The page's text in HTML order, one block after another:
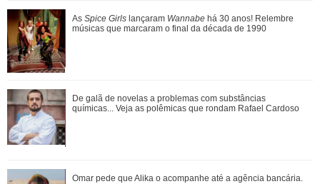
Jojo Todynho faz novo procedimento estético para definir
pernas: Muito realizada
Ariana Grande faz desabafo em show sobre decisão de
pausar a carreira: Não foi uma reação...
Além de Ariana Grande, confira famosas que já foram
As Spice Girls lançaram Wannabe há 30 anos! Relembre
músicas que marcaram o final da década de 1990
De galã de novelas a problemas com substâncias
químicas... Veja as polêmicas que rondam Rafael Cardoso
Omar pede que Alika o acompanhe até a agência bancária.